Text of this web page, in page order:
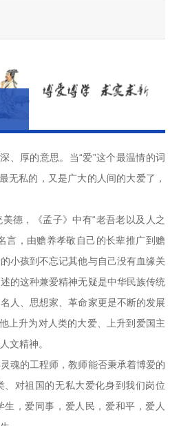
、厚的意思。当“爱”这个最温情的词
无私的，又是广大的人间的大爱了，
德，《孟子》中有“老吾老以及人之
言，由赡养孝敬自己的长辈推广到赡
小孩到不忘记其他与自己没有血缘关
的这种兼爱精神无疑是中华民族传统
人、思想家、革命家更是不断的发展
上升为对人类的大爱、上升到爱国主
文精神。
魂的工程师，教师能否秉承着博爱的
对祖国的无私大爱化身到我们岗位
，爱同事，爱人民，爱和平，爱人